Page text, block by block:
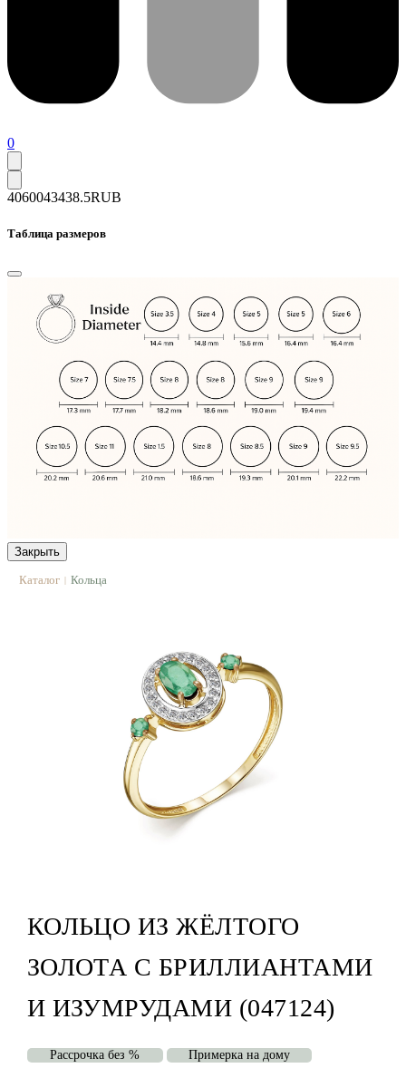
0
4060043438.5RUB
Таблица размеров
Закрыть
Каталог | Кольца
КОЛЬЦО ИЗ ЖЁЛТОГО
ЗОЛОТА С БРИЛЛИАНТАМИ
И ИЗУМРУДАМИ (047124)
Рассрочка без % Примерка на дому